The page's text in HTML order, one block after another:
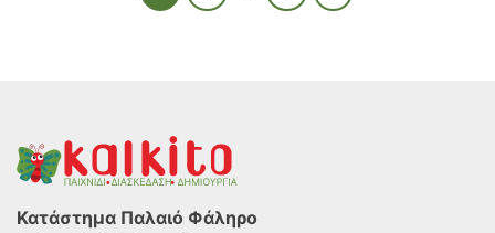
Κατάστημα Παλαιό Φάληρο